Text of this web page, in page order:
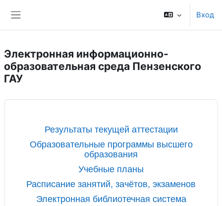
Вход
Электронная информационно-
образовательная среда Пензенского
ГАУ
Результаты текущей аттестации
Образовательные программы высшего
образования
Учебные планы
Расписание занятий, зачётов, экзаменов
Электронная библиотечная система